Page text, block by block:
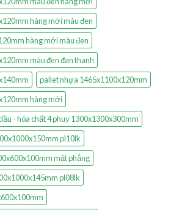
hàng mới màu đen
hàng mới màu đen
màu đen đan thanh
pallet nhựa 1465x1100x120mm
hàng mới
- hóa chất 4 phuy 1300x1300x300mm
pl10lk
mặt phẳng
pl08lk